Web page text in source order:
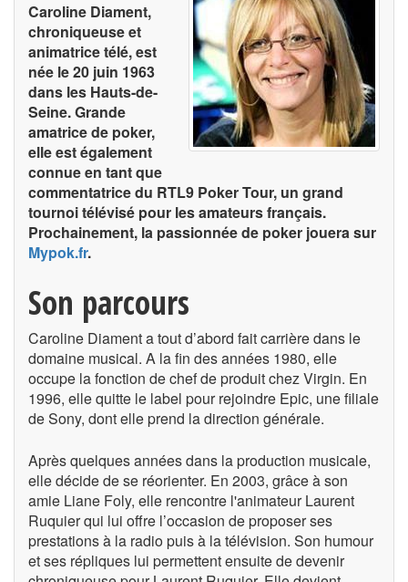
Caroline Diament,
chroniqueuse et
animatrice télé, est
née le 20 juin 1963
dans les Hauts-de-
Seine. Grande
amatrice de poker,
elle est également
connue en tant que
commentatrice du RTL9 Poker Tour, un grand
tournoi télévisé pour les amateurs français.
Prochainement, la passionnée de poker jouera sur
Mypok.fr.
Son parcours
Caroline Diament a tout d’abord fait carrière dans le
domaine musical. A la fin des années 1980, elle
occupe la fonction de chef de produit chez Virgin. En
1996, elle quitte le label pour rejoindre Epic, une filiale
de Sony, dont elle prend la direction générale.
Après quelques années dans la production musicale,
elle décide de se réorienter. En 2003, grâce à son
amie Liane Foly, elle rencontre l'animateur Laurent
Ruquier qui lui offre l’occasion de proposer ses
prestations à la radio puis à la télévision. Son humour
et ses répliques lui permettent ensuite de devenir